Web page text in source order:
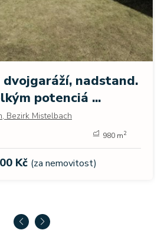
dvojgaráží, nadstand.
potenciá ...
Bezirk Mistelbach
980 m2
Kč (za nemovitost)